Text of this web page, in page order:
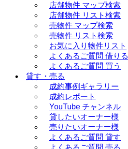
店舗物件 マップ検索
店舗物件 リスト検索
売物件 マップ検索
売物件 リスト検索
お気に入り物件リスト
よくあるご質問 借りる
よくあるご質問 買う
貸す・売る
成約事例ギャラリー
成約レポート
YouTube チャンネル
貸したいオーナー様
売りたいオーナー様
よくあるご質問 貸す